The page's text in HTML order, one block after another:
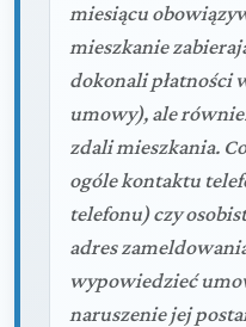
miesiącu
mieszkanie
dokonali płatności
umowy), ale
zdali mieszkania.
ogóle kontaktu
telefonu) czy
adres
wypowiedzieć
naruszenie jej